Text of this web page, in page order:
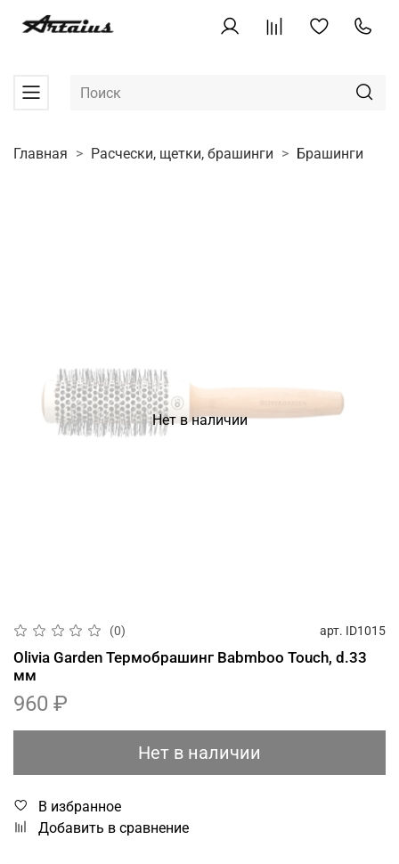
Главная Расчески, щетки, брашинги Брашинги
Нет в наличии
(0) арт. ID1015
Olivia Garden Термобрашинг Babmboo Touch, d.33
мм
960 ₽
Нет в наличии
В избранное
Добавить в сравнение